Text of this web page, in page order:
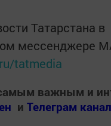
Татарстана в
мессенджере
tatmedia
важным и
и Телеграм